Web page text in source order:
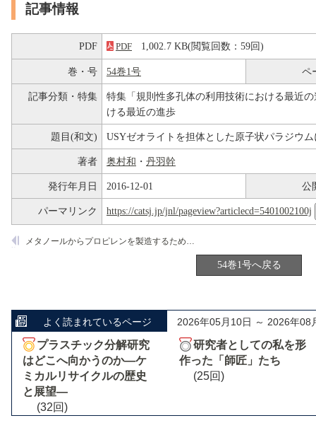
記事情報
PDF PDF 1,002.7 KB(閲覧回数：59回)
巻・号 54巻1号 ペ
記事分類・特集
特集「規則性多孔体の利用技術における最近
ける最近の進歩
題目(和文) USYゼオライトを担体とした原子状パラジウ
著者 奥村和 ・ 丹羽幹
発行年月日 2016-12-01 公
パーマリンク https://catsj.jp/jnl/pageview?articlecd=5401002100j
メタノールからプロピレンを製造するためのゼオライト触媒の開発
54巻1号へ戻る
よく読まれているページ 2026年05月10日 ～ 2026年08
プラスチック分解研究
はどこへ向かうのか―ケ
ミカルリサイクルの歴史
と展望―
(32回)
研究者としての私を形
作った「師匠」たち
(25回)